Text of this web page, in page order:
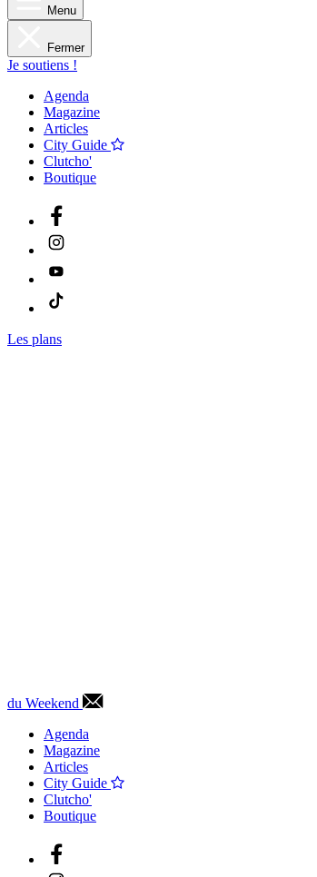
Menu
Fermer
Je soutiens !
Agenda
Magazine
Articles
City Guide
Clutcho'
Boutique
Les plans
du Weekend
Agenda
Magazine
Articles
City Guide
Clutcho'
Boutique